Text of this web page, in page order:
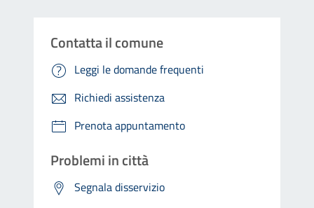
Contatta il comune
Leggi le domande frequenti
Richiedi assistenza
Prenota appuntamento
Problemi in città
Segnala disservizio